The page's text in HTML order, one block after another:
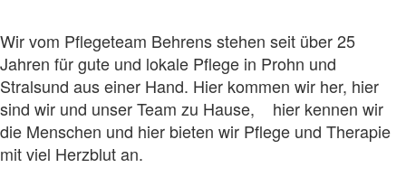
Wir vom Pflegeteam Behrens stehen seit über 25
Jahren für gute und lokale Pflege in Prohn und
Stralsund aus einer Hand. Hier kommen wir her, hier
sind wir und unser Team zu Hause, hier kennen wir
die Menschen und hier bieten wir Pflege und Therapie
mit viel Herzblut an.